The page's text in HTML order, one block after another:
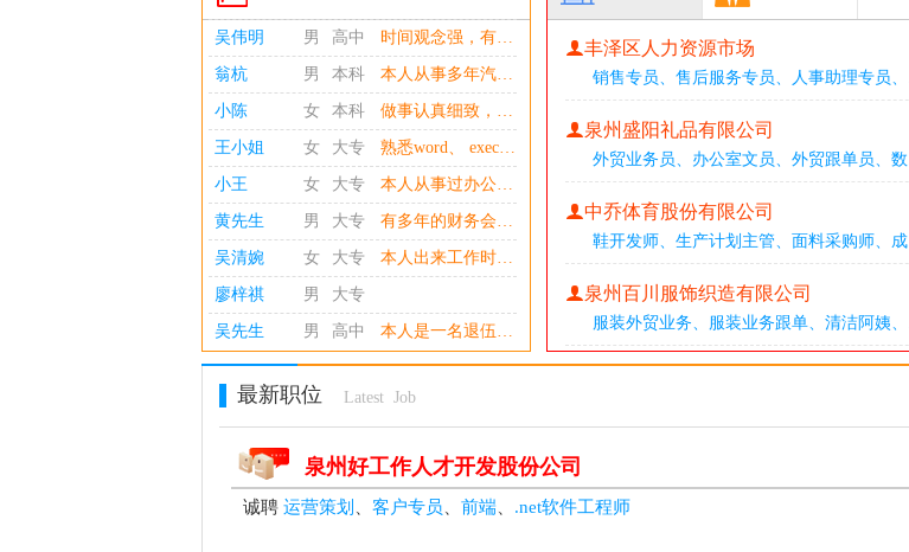
吴伟明 男 高中 时间观念强，有责任心，服从意识强，能吃苦耐劳，懂礼仪，保密性强，开车稳，之前交警上班对交通意识强（不抽烟、不喝酒）家住宝珊花园山下
翁杭 男 本科 本人从事多年汽配销售管理工作，和行政司机。 对工作认真负责，善于沟通，善于挑战，积极上进。
小陈 女 本科 做事认真细致，诚实稳重，吃苦耐劳，具备较强的韧性和责任心，熟练Word、excel 等办公软件的操作及运用。
王小姐 女 大专 熟悉word、 execl、PPT等相关办公软件，打字45/分钟左右，有C1证； 性格开朗外向，对数量敏感，做事谨慎，已婚已育； 对个税专项抵扣个税及报国税的个税、医保系统了解！ 如有合适请先放邀请函。非惠安公司请勿联系！
小王 女 大专 本人从事过办公家具销售，创业过便利店、托管辅导中心。 沟通能力强，现寻找一份在惠安惠东工业区、小岞、净峰的工作，有合适请联系。
黄先生 男 大专 有多年的财务会计工作经验； 熟练企业内、外账全套会计核算; 熟练企业的纳税申报、出口企业免抵退税申报 谙熟所得税的汇算清激、工商年检、银行融资贷款等， 谙熟企业财务内控制度设计、费用审核与控制及款项安排等 熟练操作办公软件及金蝶等财务软件。
吴清婉 女 大专 本人出来工作时间长达20年，之前做过销售，卖过保险，收银员，做过美容师，理疗师，社区工作5年，有非常丰富的工作经验。
廖梓祺 男 大专
吴先生 男 高中 本人是一名退伍军人，从事物流，快递，仓管十余年。敢于尝试各种挑战，熟练了解各种突发事件
丰泽区人力资源市场
销售专员 售后服务专员 人事助理专员
泉州盛阳礼品有限公司
外贸业务员 办公室文员 外贸跟单员 数
中乔体育股份有限公司
鞋开发师 生产计划主管 面料采购师 成
泉州百川服饰织造有限公司
服装外贸业务 服装业务跟单 清洁阿姨
最新职位 Latest Job
泉州好工作人才开发股份公司
诚聘 运营策划 客户专员 前端、 .net软件工程师